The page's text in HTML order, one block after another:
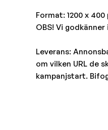
Format: 1200 x
OBS! Vi
Leverans:
om vilken URL de
kampanjstart.